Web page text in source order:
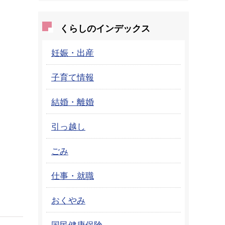
くらしのインデックス
妊娠・出産
子育て情報
結婚・離婚
引っ越し
ごみ
仕事・就職
おくやみ